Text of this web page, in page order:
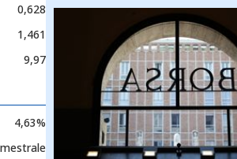
0,628
1,461
9,97
4,63%